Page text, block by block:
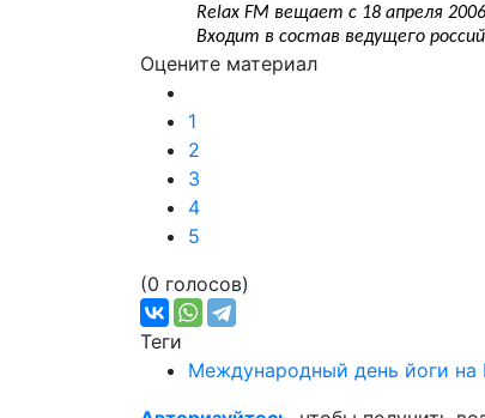
Relax FM вещает с 18 апреля
Входит в состав ведущего
Оцените материал
1
2
3
4
5
(0 голосов)
Теги
Международный день йоги на